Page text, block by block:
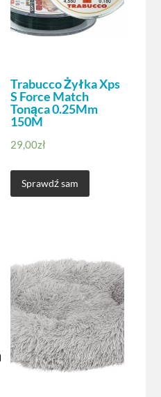
Trabucco Żyłka Xps
S Force Match
Tonąca 0.25Mm
150M
29,00zł
Sprawdź sam